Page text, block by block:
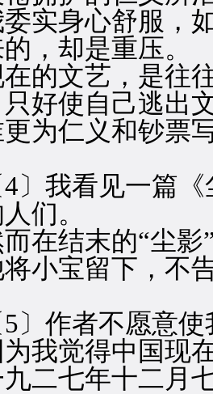
实身心舒服，
，却是重压。
文艺，是往往
好使自己逃出
仁义和钞票写
我看见一篇《
们。
结末的“尘影”
宝留下，不告
作者不愿意使
我觉得中国现
七年十二月七